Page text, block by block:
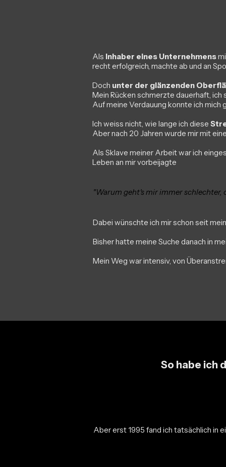
Als Inhaber eines Unternehmens
recht erfolgreich, machte ab und an
Doch unter der glänzenden
Mein Rücken schmerzte dauerhaft,
Auf meine Verdauung konnte ich mich
Ich weiss nicht, wie lange ich diese
Aber nach 20 Jahren wurde mir mit
Als Sklave meiner Arbeit war ich
Leben an mir vorbeijagte
"Warum geht's mir immer schlechter,
Dabei wünschte ich mir schon seit
Bisher hatte meine Suche danach in
Mein Weg war intensiv, von
So habe ich
Aber erst 1995 fand ich tatsächlich in